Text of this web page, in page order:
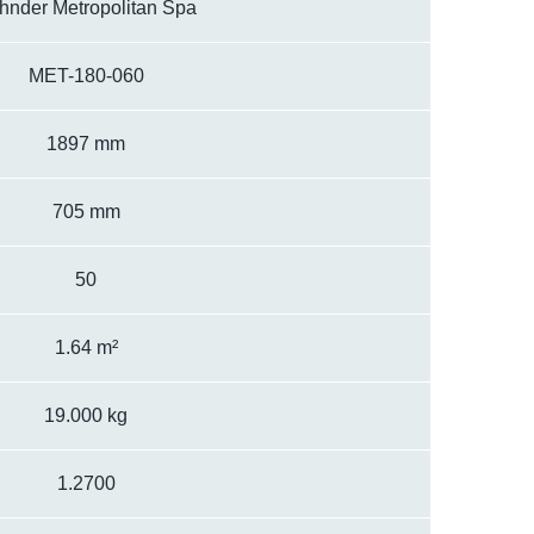
Metropolitan Spa
MET-180-060
1897 mm
705 mm
50
1.64 m²
19.000 kg
1.2700